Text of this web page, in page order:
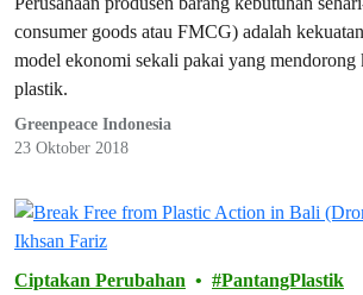
consumer goods atau FMCG) adalah
model ekonomi sekali pakai yang mendorong
plastik.
Greenpeace Indonesia
23 Oktober 2018
Ciptakan Perubahan PantangPlastik